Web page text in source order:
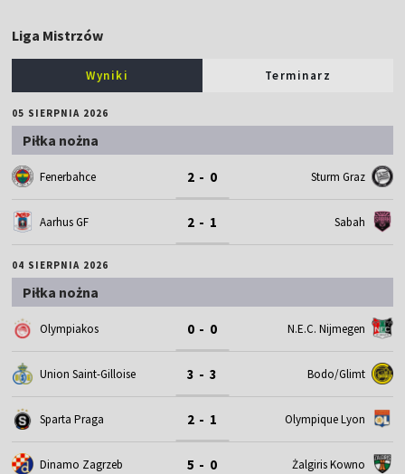
Liga Mistrzów
Wyniki Terminarz
05 SIERPNIA 2026
Piłka nożna
Fenerbahce 2 - 0 Sturm Graz
Aarhus GF 2 - 1 Sabah
04 SIERPNIA 2026
Piłka nożna
Olympiakos 0 - 0 N.E.C. Nijmegen
Union Saint-Gilloise 3 - 3 Bodo/Glimt
Sparta Praga 2 - 1 Olympique Lyon
Dinamo Zagrzeb 5 - 0 Żalgiris Kowno